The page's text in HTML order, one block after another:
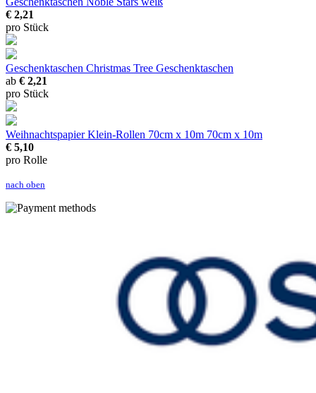
€ 2,21
pro Stück
Geschenktaschen Christmas Tree Geschenktaschen
ab € 2,21
pro Stück
Weihnachtspapier Klein-Rollen 70cm x 10m 70cm x 10m
€ 5,10
pro Rolle
nach oben